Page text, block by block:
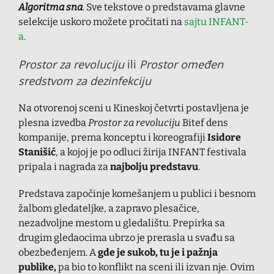
Algoritma sna. Sve tekstove o predstavama glavne
selekcije uskoro možete pročitati na sajtu INFANT-
a.
Prostor za revolucijuili Prostor omeđen
sredstvom za dezinfekciju
Na otvorenoj sceni u Kineskoj četvrti postavljena je
plesna izvedbaProstor za revoluciju Bitef dens
kompanije, prema konceptu i koreografijiIsidore
Stanišić, a kojoj je po odluci žirija INFANT festivala
pripala i nagrada zanajbolju predstavu.
Predstava započinje komešanjem u publici i besnom
žalbom gledateljke, a zapravo plesačice,
nezadvoljne mestom u gledalištu. Prepirka sa
drugim gledaocima ubrzo je prerasla u svađu sa
obezbeđenjem. Agde je sukob, tu je i pažnja
publike,pa bio to konflikt na sceni ili izvan nje. Ovim